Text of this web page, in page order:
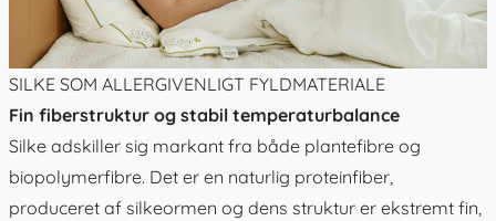
SILKE SOM ALLERGIVENLIGT FYLDMATERIALE
Fin fiberstruktur og stabil temperaturbalance
Silke adskiller sig markant fra både plantefibre og
biopolymerfibre. Det er en naturlig proteinfiber,
produceret af silkeormen og dens struktur er ekstremt fin,